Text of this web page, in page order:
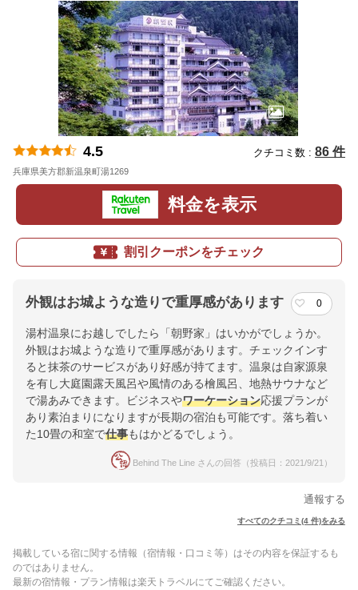
4.5 クチコミ数 : 86 件
兵庫県美方郡新温泉町湯1269
料金を表示
割引クーポンをチェック
外観はお城ような造りで重厚感があります 0
湯村温泉にお越しでしたら「朝野家」はいかがでしょうか。
外観はお城ような造りで重厚感があります。チェックインす
ると抹茶のサービスがあり好感が持てます。温泉は自家源泉
を有し大庭園露天風呂や風情のある檜風呂、地熱サウナなど
で湯あみできます。ビジネスやワーケーション応援プランが
あり素泊まりになりますが長期の宿泊も可能です。落ち着い
た10畳の和室で仕事もはかどるでしょう。
Behind The Line さんの回答（投稿日：2021/9/21）
通報する
すべてのクチコミ(4 件)をみる
掲載している宿に関する情報（宿情報・口コミ等）はその内容を保証するも
のではありません。
最新の宿情報・プラン情報は楽天トラベルにてご確認ください。